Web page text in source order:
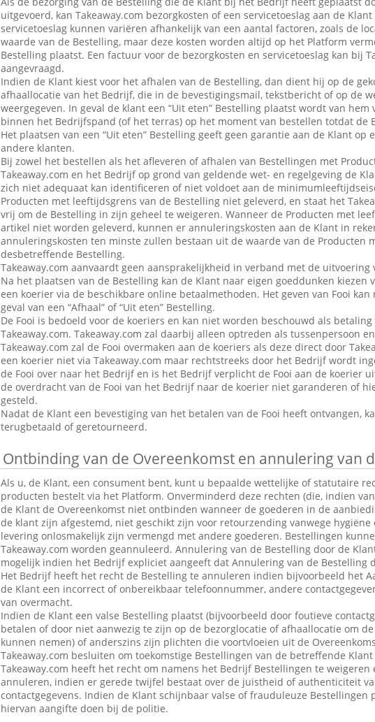
uitgevoerd, kan Takeaway.com bezorgkosten of een servicetoeslag aan de
servicetoeslag kunnen variëren afhankelijk van een aantal factoren, zoals de
waarde van de Bestelling, maar deze kosten worden altijd op het Platform
Bestelling plaatst. Een factuur voor de bezorgkosten en servicetoeslag kan bij
aangevraagd.
Indien de Klant kiest voor het afhalen van de Bestelling, dan dient hij op de
afhaallocatie van het Bedrijf, die in de bevestigingsmail, tekstbericht of op de
weergegeven. In geval de klant een “Uit eten” Bestelling plaatst wordt van
binnen het Bedrijfspand (of het terras) op het moment van bestellen totdat de
Het plaatsen van een “Uit eten” Bestelling geeft geen garantie aan de Klant op
andere klanten.
Bij zowel het bestellen als het afleveren of afhalen van Bestellingen met
Takeaway.com en het Bedrijf op grond van geldende wet- en regelgeving de
zich niet adequaat kan identificeren of niet voldoet aan de
Producten met leeftijdsgrens van de Bestelling niet geleverd, en staat het
vrij om de Bestelling in zijn geheel te weigeren. Wanneer de Producten met
artikel niet worden geleverd, kunnen er annuleringskosten aan de Klant in
annuleringskosten ten minste zullen bestaan uit de waarde van de Producten
desbetreffende Bestelling.
Takeaway.com aanvaardt geen aansprakelijkheid in verband met de uitvoering
Na het plaatsen van de Bestelling kan de Klant naar eigen goeddunken kiezen
een koerier via de beschikbare online betaalmethoden. Het geven van Fooi
geval van een “Afhaal” of “Uit eten” Bestelling.
De Fooi is bedoeld voor de koeriers en kan niet worden beschouwd als
Takeaway.com. Takeaway.com zal daarbij alleen optreden als tussenpersoon
Takeaway.com zal de Fooi overmaken aan de koeriers als deze direct door
een koerier niet via Takeaway.com maar rechtstreeks door het Bedrijf wordt
de Fooi over naar het Bedrijf en is het Bedrijf verplicht de Fooi aan de koerier
de overdracht van de Fooi van het Bedrijf naar de koerier niet garanderen of
gesteld.
Nadat de Klant een bevestiging van het betalen van de Fooi heeft ontvangen,
terugbetaald of geretourneerd.
Ontbinding van de Overeenkomst en annulering van
Als u, de Klant, een consument bent, kunt u bepaalde wettelijke of statutaire
producten bestelt via het Platform. Onverminderd deze rechten (die, indien
de Klant de Overeenkomst niet ontbinden wanneer de goederen in de
de klant zijn afgestemd, niet geschikt zijn voor retourzending vanwege
levering onlosmakelijk zijn vermengd met andere goederen. Bestellingen
Takeaway.com worden geannuleerd. Annulering van de Bestelling door de
mogelijk indien het Bedrijf expliciet aangeeft dat Annulering van de Bestelling
Het Bedrijf heeft het recht de Bestelling te annuleren indien bijvoorbeeld het
de Klant een incorrect of onbereikbaar telefoonnummer, andere
van overmacht.
Indien de Klant een valse Bestelling plaatst (bijvoorbeeld door foutieve
betalen of door niet aanwezig te zijn op de bezorglocatie of afhaallocatie om
kunnen nemen) of anderszins zijn plichten die voortvloeien uit de
Takeaway.com besluiten om toekomstige Bestellingen van de betreffende
Takeaway.com heeft het recht om namens het Bedrijf Bestellingen te weigeren
annuleren, indien er gerede twijfel bestaat over de juistheid of authenticiteit
contactgegevens. Indien de Klant schijnbaar valse of frauduleuze Bestellingen
hiervan aangifte doen bij de politie.